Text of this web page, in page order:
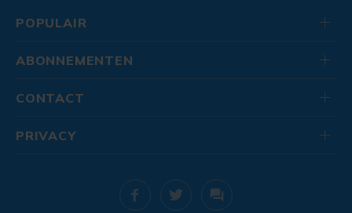
POPULAIR
ABONNEMENTEN
CONTACT
PRIVACY